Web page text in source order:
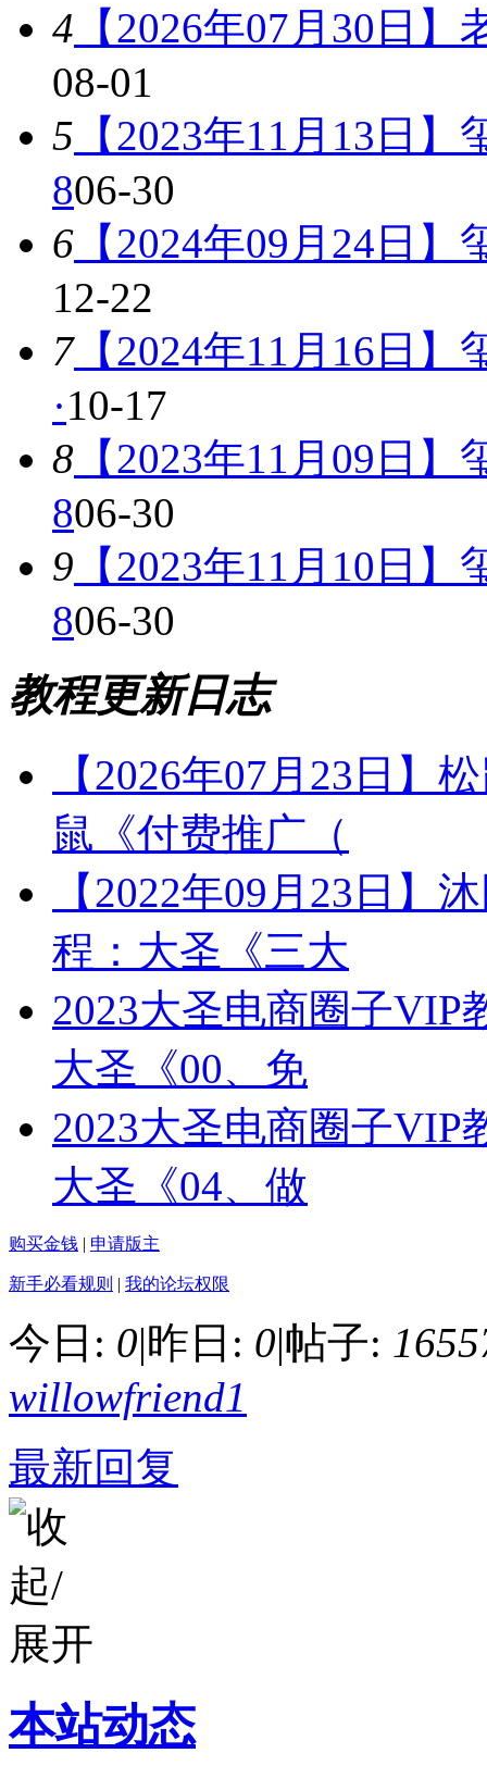
4 【2026年07月30日
08-01
5 【2023年11月13日
806-30
6 【2024年09月24日
12-22
7【2024年11月16日】
·10-17
8 【2023年11月09日
806-30
9 【2023年11月10日
806-30
教程更新日志
【2026年07月23日】
鼠《付费推广（
【2022年09月23日】
程：大圣《三大
2023大圣电商圈子VIP
大圣《00、免
2023大圣电商圈子VIP
大圣《04、做
购买金钱 | 申请版主
新手必看规则 | 我的论坛权限
今日: 0|昨日: 0|帖子:
willowfriend1
最新回复
本站动态